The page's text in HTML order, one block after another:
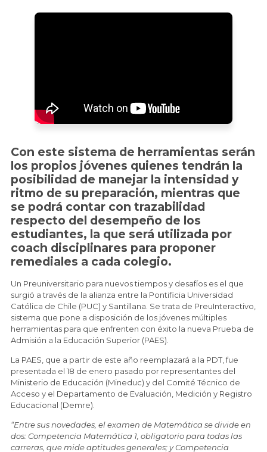
Con este sistema de herramientas serán
los propios jóvenes quienes tendrán la
posibilidad de manejar la intensidad y
ritmo de su preparación, mientras que
se podrá contar con trazabilidad
respecto del desempeño de los
estudiantes, la que será utilizada por
coach disciplinares para proponer
remediales a cada colegio.
Un Preuniversitario para nuevos tiempos y desafíos es el que
surgió a través de la alianza entre la Pontificia Universidad
Católica de Chile (PUC) y Santillana. Se trata de PreuInteractivo,
sistema que pone a disposición de los jóvenes múltiples
herramientas para que enfrenten con éxito la nueva Prueba de
Admisión a la Educación Superior (PAES).
La PAES, que a partir de este año reemplazará a la PDT, fue
presentada el 18 de enero pasado por representantes del
Ministerio de Educación (Mineduc) y del Comité Técnico de
Acceso y el Departamento de Evaluación, Medición y Registro
Educacional (Demre).
“Entre sus novedades, el examen de Matemática se divide en
dos: Competencia Matemática 1, obligatorio para todas las
carreras, que mide aptitudes generales; y Competencia